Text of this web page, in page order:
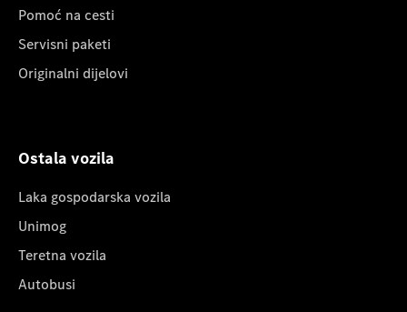
Pomoć na cesti
Servisni paketi
Originalni dijelovi
Ostala vozila
Laka gospodarska vozila
Unimog
Teretna vozila
Autobusi